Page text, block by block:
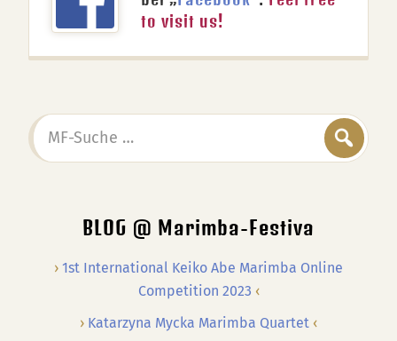
to visit us!
MF-
Suche
BLOG @ Marimba-Festiva
1st International Keiko Abe Marimba Online
Competition 2023
Katarzyna Mycka Marimba Quartet